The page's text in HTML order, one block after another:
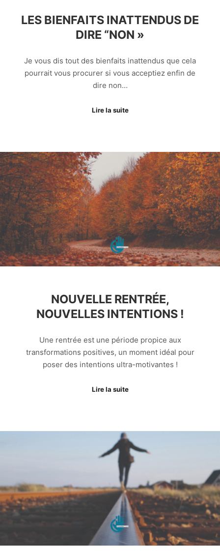
LES BIENFAITS INATTENDUS DE
DIRE “NON »
Je vous dis tout des bienfaits inattendus que cela
pourrait vous procurer si vous acceptiez enfin de
dire non…
Lire la suite
NOUVELLE RENTRÉE,
NOUVELLES INTENTIONS !
Une rentrée est une période propice aux
transformations positives, un moment idéal pour
poser des intentions ultra-motivantes !
Lire la suite